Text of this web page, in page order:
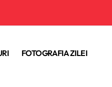
FOTOGRAFIA ZILEI